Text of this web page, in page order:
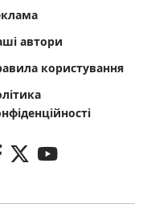
автори
користування